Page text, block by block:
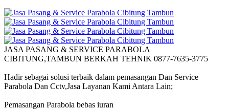
JASA PASANG & SERVICE PARABOLA
CIBITUNG,TAMBUN BERKAH TEHNIK 0877-7635-3775
Hadir sebagai solusi terbaik dalam pemasangan Dan Service
Parabola Dan Cctv,Jasa Layanan Kami Antara Lain;
Pemasangan Parabola bebas iuran